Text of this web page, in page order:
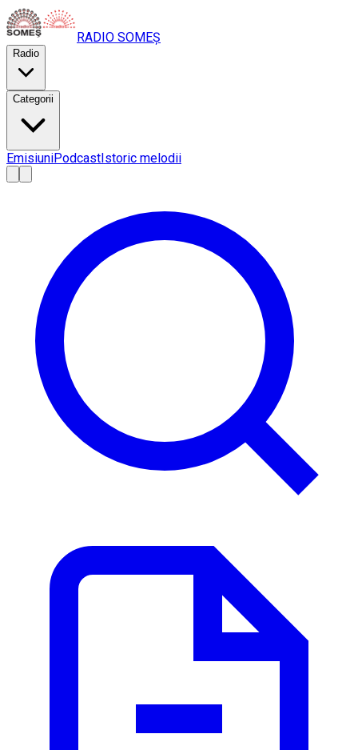
RADIO SOMEȘ
Radio
Categorii
EmisiuniPodcastIstoric melodii
AA